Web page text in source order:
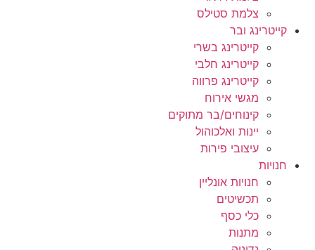
צלמת סטילס
קייטרינג ובר
קייטרינג בשרי
קייטרינג חלבי
קייטרינג פרווה
מגשי אירוח
קינוחים/בר מתוקים
יינות ואלכוהול
עיצובי פירות
חנויות
חנויות אונליין
תכשיטים
כלי כסף
מתנות